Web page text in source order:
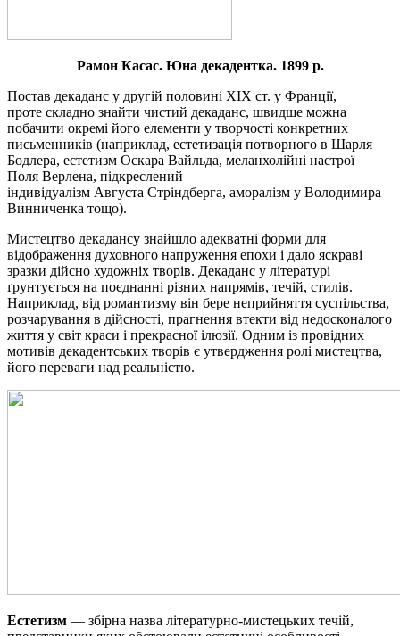
Рамон Касас. Юна декадентка. 1899 р.
Постав декаданс у другій половині XIX ст. у Франції,
проте складно знайти чистий декаданс, швидше можна
побачити окремі його елементи у творчості конкретних
письменників (наприклад, естетизація потворного в Шарля
Бодлера, естетизм Оскара Вайльда, меланхолійні настрої
Поля Верлена, підкреслений
індивідуалізм Августа Стріндберга, аморалізм у Володимира
Винниченка тощо).
Мистецтво декадансу знайшло адекватні форми для
відображення духовного напруження епохи і дало яскраві
зразки дійсно художніх творів. Декаданс у літературі
ґрунтується на поєднанні різних напрямів, течій, стилів.
Наприклад, від романтизму він бере неприйняття суспільства,
розчарування в дійсності, прагнення втекти від недосконалого
життя у світ краси і прекрасної ілюзії. Одним із провідних
мотивів декадентських творів є утвердження ролі мистецтва,
його переваги над реальністю.
Естетизм — збірна назва літературно-мистецьких течій,